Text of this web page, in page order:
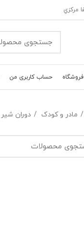
فروشگاه حساب کاربری من
مادر و کودک دوران